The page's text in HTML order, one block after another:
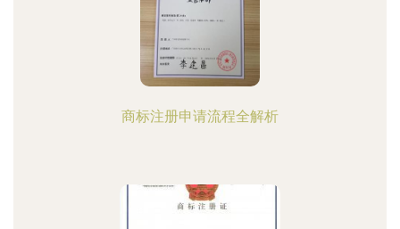
商标注册申请流程全解析